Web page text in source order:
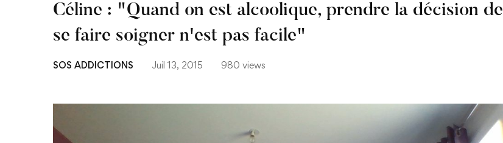
Céline : "Quand on est alcoolique, prendre la décision de
se faire soigner n'est pas facile"
SOS ADDICTIONS Juil 13, 2015 980 views